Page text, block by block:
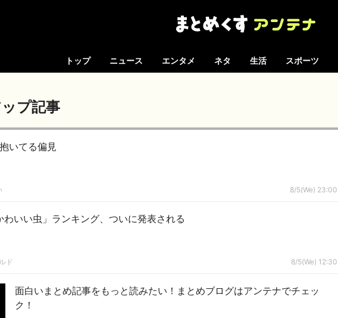
トップ ニュース エンタメ ネタ 生活 スポーツ
プ記事
いてる偏見
8/5(We) 23:00
わいい虫」ランキング、ついに発表される
ド 8/5(We) 12:30
面白いまとめ記事をもっと読みたい！まとめブログはアンテナでチェッ
ク！